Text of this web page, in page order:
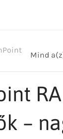
Mind
–